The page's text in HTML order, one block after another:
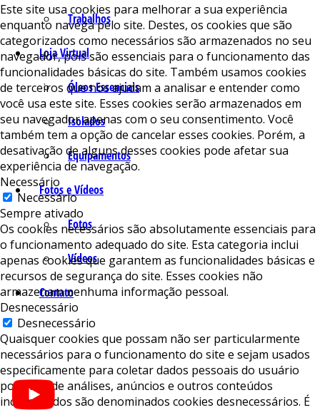
Trabalhos
Loja Virtual
Óleos Essenciais
Isolados
Equipamentos
Fotos e Vídeos
Fotos
Vídeos
Contato
Este site usa cookies para melhorar a sua experiência
enquanto navega pelo site. Destes, os cookies que são
categorizados como necessários são armazenados no seu
navegador, pois são essenciais para o funcionamento das
funcionalidades básicas do site. Também usamos cookies
de terceiros que nos ajudam a analisar e entender como
você usa este site. Esses cookies serão armazenados em
seu navegador apenas com o seu consentimento. Você
também tem a opção de cancelar esses cookies. Porém, a
desativação de alguns desses cookies pode afetar sua
experiência de navegação.
Necessário
Necessário
Sempre ativado
Os cookies necessários são absolutamente essenciais para
o funcionamento adequado do site. Esta categoria inclui
apenas cookies que garantem as funcionalidades básicas e
recursos de segurança do site. Esses cookies não
armazenam nenhuma informação pessoal.
Desnecessário
Desnecessário
Quaisquer cookies que possam não ser particularmente
necessários para o funcionamento do site e sejam usados ​​
especificamente para coletar dados pessoais do usuário
por meio de análises, anúncios e outros conteúdos
incorporados são denominados cookies desnecessários. É